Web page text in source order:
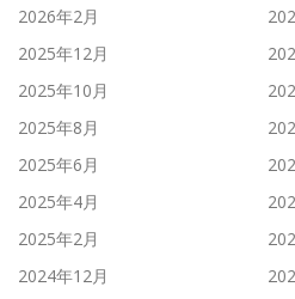
2026年2月
2025年12月
2025年10月
2025年8月
2025年6月
2025年4月
2025年2月
2024年12月